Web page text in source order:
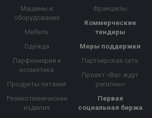
Машины и
оборудование
Мебель
Одежда
Парфюмерия и
косметика
Продукты питания
Резинотехнические
изделия
Франшизы
Коммерческие
тендеры
Меры поддержки
Партнерская сеть
Проект «Вас ждут
регионы»
Первая
социальная биржа